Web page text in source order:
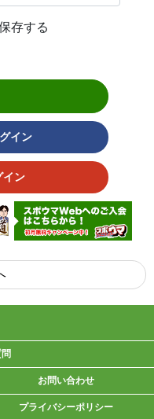
存する
イン
ン
お問い合わせ
プライバシーポリシー